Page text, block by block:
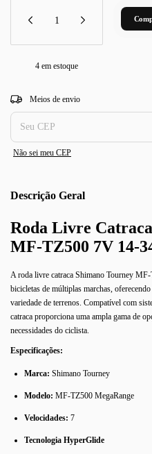
4 em estoque
Entregas para o CEP:
Meios de envio
Não sei meu CEP
Descrição
Roda Livre
MF-TZ500 7V 14-
A roda livre catraca Shimano Tourney
bicicletas de múltiplas marchas,
variedade de terrenos. Compatível com
catraca proporciona uma ampla gama de
necessidades do ciclista.
Especificações:
Marca: Shimano Tourney
Modelo: MF-TZ500 MegaRange
Velocidades: 7
Tecnologia HyperGlide